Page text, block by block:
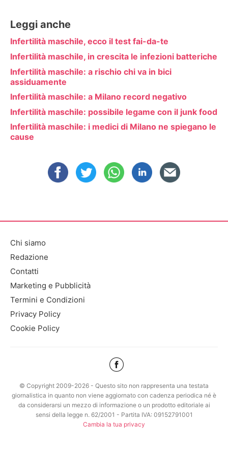
Leggi anche
Infertilità maschile, ecco il test fai-da-te
Infertilità maschile, in crescita le infezioni batteriche
Infertilità maschile: a rischio chi va in bici
assiduamente
Infertilità maschile: a Milano record negativo
Infertilità maschile: possibile legame con il junk food
Infertilità maschile: i medici di Milano ne spiegano le
cause
Chi siamo
Redazione
Contatti
Marketing e Pubblicità
Termini e Condizioni
Privacy Policy
Cookie Policy
© Copyright 2009-2026 - Questo sito non rappresenta una testata
giornalistica in quanto non viene aggiornato con cadenza periodica né è
da considerarsi un mezzo di informazione o un prodotto editoriale ai
sensi della legge n. 62/2001 - Partita IVA: 09152791001
Cambia la tua privacy